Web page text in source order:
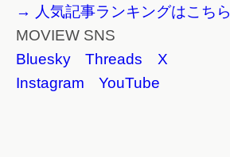
→ 人気記事ランキングはこちら
MOVIEW SNS
Bluesky
Threads
X
Instagram
YouTube